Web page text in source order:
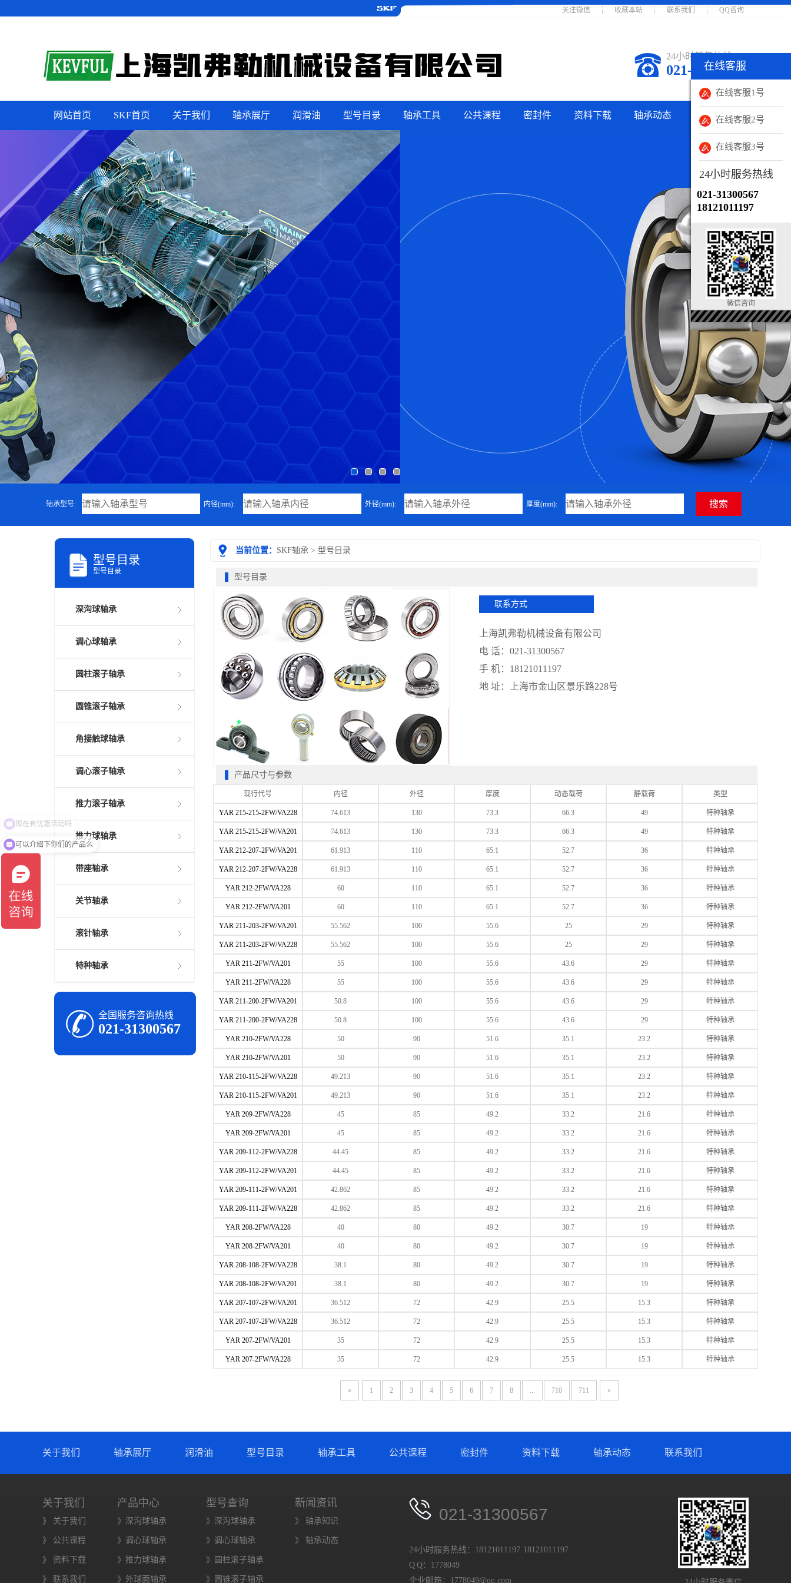
关注微信 收藏本站 联系我们 QQ咨询
24小时销售热线
021-31300567
网站首页 SKF首页 关于我们 轴承展厅 润滑油 型号目录 轴承工具 公共课程 密封件 资料下载 轴承动态 联系我们
轴承型号: 内径(mm): 外径(mm): 厚度(mm):
当前位置： SKF轴承 > 型号目录
型号目录
联系方式
上海凯弗勒机械设备有限公司
电 话：021-31300567
手 机：18121011197
地 址：上海市金山区景乐路228号
产品尺寸与参数
现行代号 内径 外径 厚度 动态载荷 静载荷 类型
YAR 215-215-2FW/VA228 74.613 130 73.3 66.3 49 特种轴承
YAR 215-215-2FW/VA201 74.613 130 73.3 66.3 49 特种轴承
YAR 212-207-2FW/VA201 61.913 110 65.1 52.7 36 特种轴承
YAR 212-207-2FW/VA228 61.913 110 65.1 52.7 36 特种轴承
YAR 212-2FW/VA228 60 110 65.1 52.7 36 特种轴承
YAR 212-2FW/VA201 60 110 65.1 52.7 36 特种轴承
YAR 211-203-2FW/VA201 55.562 100 55.6 25 29 特种轴承
YAR 211-203-2FW/VA228 55.562 100 55.6 25 29 特种轴承
YAR 211-2FW/VA201 55 100 55.6 43.6 29 特种轴承
YAR 211-2FW/VA228 55 100 55.6 43.6 29 特种轴承
YAR 211-200-2FW/VA201 50.8 100 55.6 43.6 29 特种轴承
YAR 211-200-2FW/VA228 50.8 100 55.6 43.6 29 特种轴承
YAR 210-2FW/VA228 50 90 51.6 35.1 23.2 特种轴承
YAR 210-2FW/VA201 50 90 51.6 35.1 23.2 特种轴承
YAR 210-115-2FW/VA228 49.213 90 51.6 35.1 23.2 特种轴承
YAR 210-115-2FW/VA201 49.213 90 51.6 35.1 23.2 特种轴承
YAR 209-2FW/VA228 45 85 49.2 33.2 21.6 特种轴承
YAR 209-2FW/VA201 45 85 49.2 33.2 21.6 特种轴承
YAR 209-112-2FW/VA228 44.45 85 49.2 33.2 21.6 特种轴承
YAR 209-112-2FW/VA201 44.45 85 49.2 33.2 21.6 特种轴承
YAR 209-111-2FW/VA201 42.862 85 49.2 33.2 21.6 特种轴承
YAR 209-111-2FW/VA228 42.862 85 49.2 33.2 21.6 特种轴承
YAR 208-2FW/VA228 40 80 49.2 30.7 19 特种轴承
YAR 208-2FW/VA201 40 80 49.2 30.7 19 特种轴承
YAR 208-108-2FW/VA228 38.1 80 49.2 30.7 19 特种轴承
YAR 208-108-2FW/VA201 38.1 80 49.2 30.7 19 特种轴承
YAR 207-107-2FW/VA201 36.512 72 42.9 25.5 15.3 特种轴承
YAR 207-107-2FW/VA228 36.512 72 42.9 25.5 15.3 特种轴承
YAR 207-2FW/VA201 35 72 42.9 25.5 15.3 特种轴承
YAR 207-2FW/VA228 35 72 42.9 25.5 15.3 特种轴承
« 1 2 3 4 5 6 7 8 ... 710 711 »
型号目录
型号目录
深沟球轴承
调心球轴承
圆柱滚子轴承
圆锥滚子轴承
角接触球轴承
调心滚子轴承
推力滚子轴承
推力球轴承
带座轴承
关节轴承
滚针轴承
特种轴承
全国服务咨询热线
021-31300567
关于我们 轴承展厅 润滑油 型号目录 轴承工具 公共课程 密封件 资料下载 轴承动态 联系我们
关于我们
》 关于我们
》 公共课程
》 资料下载
》 联系我们
产品中心
》深沟球轴承
》调心球轴承
》推力球轴承
》外球面轴承
型号查询
》深沟球轴承
》调心球轴承
》圆柱滚子轴承
》圆锥滚子轴承
新闻资讯
》 轴承知识
》 轴承动态
021-31300567
24小时服务热线：18121011197 18121011197
Q Q：1778049
企业邮箱：1778049@qq.com
在线客服
销售客服
销售客服
24小时服务热线
微信账号
在线客服
在线客服1号
在线客服2号
在线客服3号
24小时服务热线
021-31300567
18121011197
微信咨询
可以介绍下你们的产品么